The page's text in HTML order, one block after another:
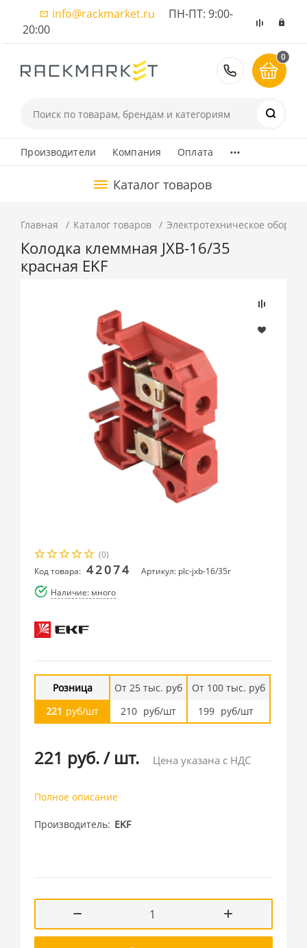
info@rackmarket.ru ПН-ПТ: 9:00-
20:00
8 (495)
0
Производители Компания Оплата ...
Каталог товаров
Главная Каталог товаров Электротехническое
Колодка клеммная JXB-16/35
красная EKF
(0)
Код товара: 42074
Артикул: plc-jxb-16/35r
Наличие: много
Розница
221 руб/шт
От 25 тыс. руб
210 руб/шт
От 100 тыс. руб
199 руб/шт
221 руб./ шт. Цена указана с НДС
Полное описание
Производитель EKF